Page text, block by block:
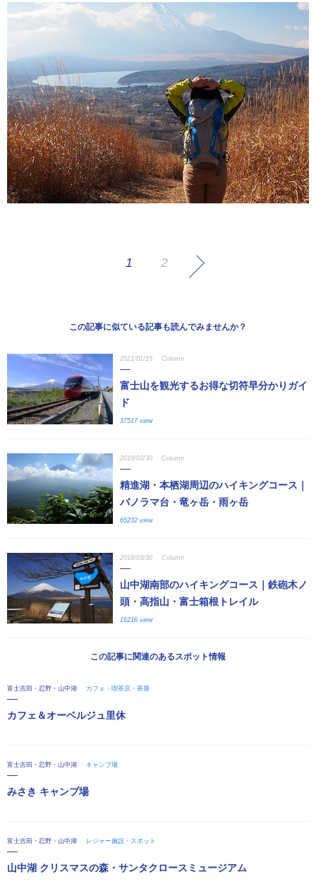
1 2
この記事に似ている記事も読んでみませんか？
2021/01/15 Column
富士山を観光するお得な切符早分かりガイ
ド
37517 view
2018/03/30 Column
精進湖・本栖湖周辺のハイキングコース｜
パノラマ台・竜ヶ岳・雨ヶ岳
65232 view
2018/03/30 Column
山中湖南部のハイキングコース｜鉄砲木ノ
頭・高指山・富士箱根トレイル
16216 view
この記事に関連のあるスポット情報
富士吉田・忍野・山中湖 カフェ・喫茶店・茶屋
カフェ＆オーベルジュ里休
富士吉田・忍野・山中湖 キャンプ場
みさき キャンプ場
富士吉田・忍野・山中湖 レジャー施設・スポット
山中湖 クリスマスの森・サンタクロースミュージアム